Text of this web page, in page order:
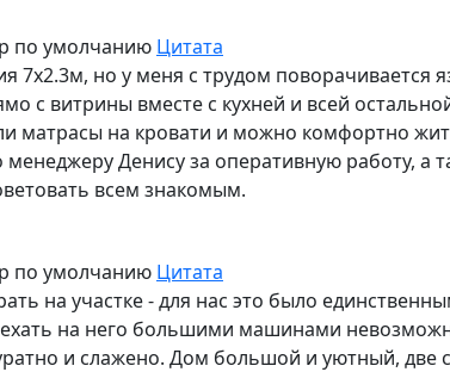
по умолчанию Цитата
но у меня с трудом поворачивается
с витрины вместе с кухней и всей
матрасы на кровати и можно комфортно
Денису за оперативную работу, а
всем знакомым.
по умолчанию Цитата
на участке - для нас это было
на него большими машинами
и слажено. Дом большой и уютный, две